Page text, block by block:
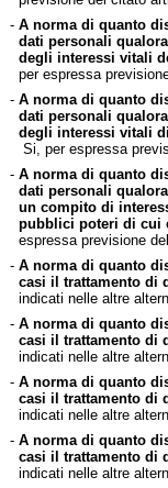
- A norma di quanto
dati personali
degli interessi vitali
per espressa
- A norma di quanto
dati personali
degli interessi vitali
Si, per espressa
- A norma di quanto
dati personali
un compito di
pubblici poteri di cui
espressa previsione
- A norma di quanto
casi il trattamento di
indicati nelle altre
- A norma di quanto
casi il trattamento di
indicati nelle altre
- A norma di quanto
casi il trattamento di
indicati nelle altre
- A norma di quanto
casi il trattamento di
indicati nelle altre